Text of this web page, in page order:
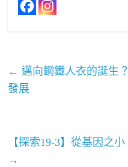
← 邁向鋼鐵人衣的誕生
發展
【探索19-3】從基因之
→